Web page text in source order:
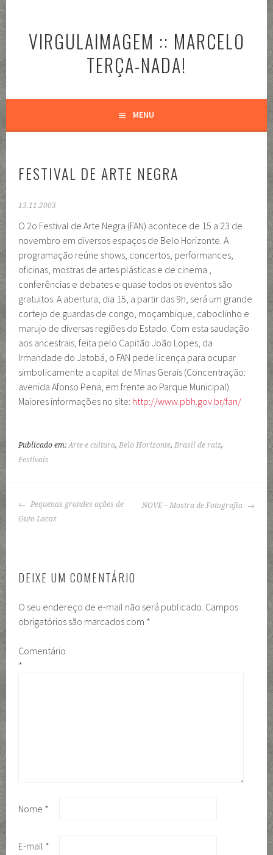
o
conteúdoVIRGULAIMAGEM :: MARCELO
TERÇA-NADA!
MENU
FESTIVAL DE ARTE NEGRA
13.11.2003
O 2o Festival de Arte Negra (FAN) acontece de 15 a 23 de
novembro em diversos espaços de Belo Horizonte. A
programação reúne shows, concertos, performances,
oficinas, mostras de artes plásticas e de cinema ,
conferências e debates e quase todos os eventos são
gratuitos. A abertura, dia 15, a partir das 9h, será um grande
cortejo de guardas de congo, moçambique, caboclinho e
marujo de diversas regiões do Estado. Com esta saudação
aos ancestrais, feita pelo Capitão João Lopes, da
Irmandade do Jatobá, o FAN pede licença para ocupar
simbolicamente a capital de Minas Gerais (Concentração:
avenida Afonso Pena, em frente ao Parque Municipal).
Maiores informações no site: http://www.pbh.gov.br/fan/
Publicado em:Arte e cultura,Belo Horizonte,Brasil de raiz,
Festivais
NAVEGAÇÃO
DE
Pequenas grandes ações de
Guto Lacaz
NOVE – Mostra de Fotografia
DEIXE UM COMENTÁRIO
O seu endereço de e-mail não será publicado. Campos
obrigatórios são marcados com *
Comentário
*
Nome *
E-mail *